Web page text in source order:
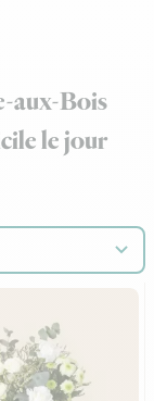
aux-Bois
le jour